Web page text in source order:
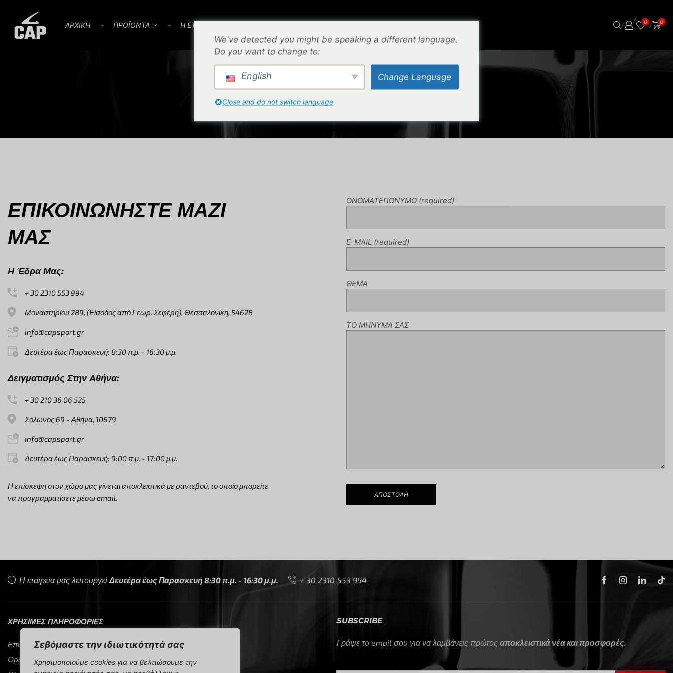
Σεβόμαστε την ιδιωτικότητά σας
Χρησιμοποιούμε cookies για να βελτιώσουμε την
AΡΧΙΚΗ ⌁ ΠΡΟΪOΝΤΑ ⌁ Η ΕΤΑΙΡΕΙΑ /
/ 0 / 0
CONTACT US
ΕΠΙΚΟΙΝΩΝΗΣΤΕ ΜΑΖΙ
ΜΑΣ
Η Έδρα Μας:
+ 30 2310 553 994
Μοναστηρίου 289, (Είσοδος από Γεωρ. Σεφέρη), Θεσσαλονίκη, 54628
info@capsport.gr
Δευτέρα έως Παρασκευή: 8:30 π.μ. - 16:30 μ.μ.
Δειγματισμός Στην Αθήνα:
+ 30 210 36 06 525
Σόλωνος 69 - Αθήνα, 10679
info@capsport.gr
Δευτέρα έως Παρασκευή: 9:00 π.μ. - 17:00 μ.μ.
Η επίσκεψη στον χώρο μας γίνεται αποκλειστικά με ραντεβού, το οποίο μπορείτε
να προγραμματίσετε μέσω email.
ΟΝΟΜΑΤΕΠΩΝΥΜΟ (required)
E-MAIL (required)
ΘΕΜΑ
ΤΟ ΜΗΝΥΜΑ ΣΑΣ
Η εταιρεία μας λειτουργείΔευτέρα έως Παρασκευή 8:30 π.μ. - 16:30 μ.μ. + 30 2310 553 994
ΧΡΗΣΙΜΕΣ ΠΛΗΡΟΦΟΡΙΕΣ
Επικοινωνία
Όροι Χρήσης
SUBSCRIBE
Γράψε το email σου για να λαμβάνεις πρώτος αποκλειστικά νέα και προσφορές.
We've detected you might be speaking a different language.
Do you want to change to:
English Change Language
Close and do not switch language